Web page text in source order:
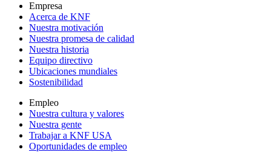
Empresa
Acerca de KNF
Nuestra motivación
Nuestra promesa de calidad
Nuestra historia
Equipo directivo
Ubicaciones mundiales
Sostenibilidad
Empleo
Nuestra cultura y valores
Nuestra gente
Trabajar a KNF USA
Oportunidades de empleo